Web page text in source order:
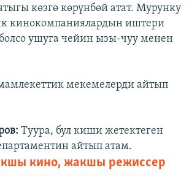
көзгө көрүнбөй атат. Мурунку
кинокомпаниялардын иштери
ушуга чейин ызы-чуу менен
мекемелерди айтып
Туура, бул киши жетектеген
айтып атам.
кино, жакшы режиссер